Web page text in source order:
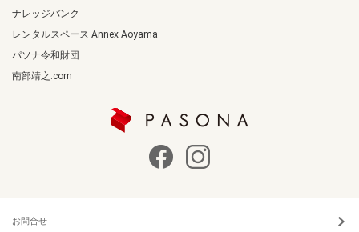
ナレッジバンク
レンタルスペース Annex Aoyama
パソナ令和財団
南部靖之.com
お問合せ